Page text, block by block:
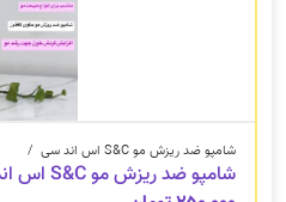
شامپو ضد ریزش مو S&C اس اند سی /
شامپو ضد ریزش مو S&C اس اند سی